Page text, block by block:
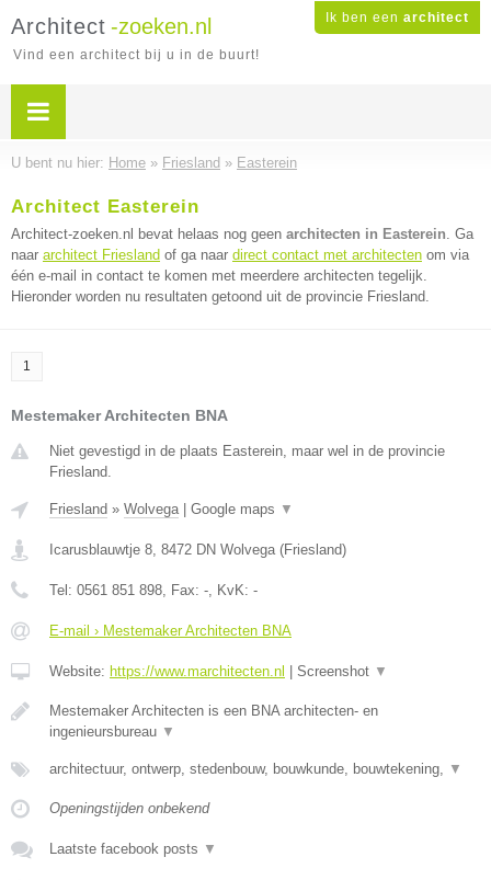
Ik ben een architect
Architect -zoeken.nl
Vind een architect bij u in de buurt!
U bent nu hier: Home » Friesland » Easterein
Architect Easterein
Architect-zoeken.nl bevat helaas nog geen architecten in Easterein. Ga
naar architect Friesland of ga naar direct contact met architecten om via
één e-mail in contact te komen met meerdere architecten tegelijk.
Hieronder worden nu resultaten getoond uit de provincie Friesland.
1
Mestemaker Architecten BNA
Niet gevestigd in de plaats Easterein, maar wel in de provincie
Friesland.
Friesland » Wolvega| Google maps ▼
Icarusblauwtje 8, 8472 DN Wolvega(Friesland)
Tel: 0561 851 898, Fax: -, KvK: -
E-mail › Mestemaker Architecten BNA
Website: https://www.marchitecten.nl Screenshot ▼
Mestemaker Architecten is een BNA architecten- en
ingenieursbureau ▼
architectuur, ontwerp, stedenbouw, bouwkunde, bouwtekening, ▼
Openingstijden onbekend
Laatste facebook posts ▼